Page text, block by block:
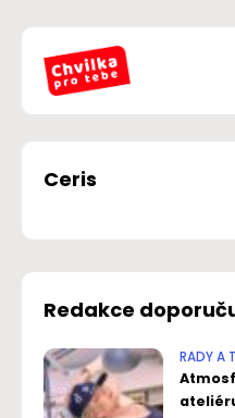
Ceris
Redakce
RADY A